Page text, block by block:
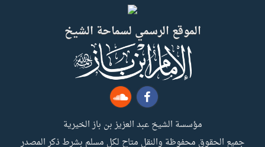
الموقع الرسمي لسماحة الشيخ
مؤسسة الشيخ عبد العزيز بن باز الخيرية
جميع الحقوق محفوظة والنقل متاح لكل مسلم بشرط ذكر المصدر